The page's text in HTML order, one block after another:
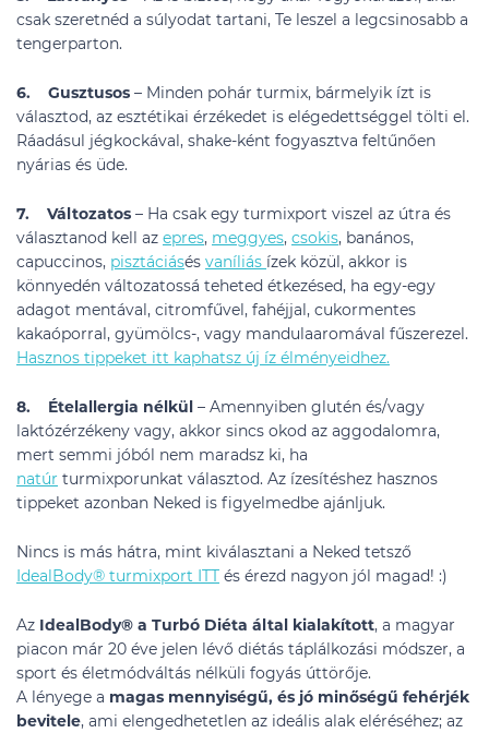
csak szeretnéd a súlyodat tartani, Te leszel a legcsinosabb a
tengerparton.
6. Gusztusos – Minden pohár turmix, bármelyik ízt is
választod, az esztétikai érzékedet is elégedettséggel tölti el.
Ráadásul jégkockával, shake-ként fogyasztva feltűnően
nyárias és üde.
7. Változatos – Ha csak egy turmixport viszel az útra és
választanod kell az epres, meggyes, csokis, banános,
capuccinos, pisztáciásés vaníliás ízek közül, akkor is
könnyedén változatossá teheted étkezésed, ha egy-egy
adagot mentával, citromfűvel, fahéjjal, cukormentes
kakaóporral, gyümölcs-, vagy mandulaaromával fűszerezel.
Hasznos tippeket itt kaphatsz új íz élményeidhez.
8. Ételallergia nélkül – Amennyiben glutén és/vagy
laktózérzékeny vagy, akkor sincs okod az aggodalomra,
mert semmi jóból nem maradsz ki, ha
natúr turmixporunkat választod. Az ízesítéshez hasznos
tippeket azonban Neked is figyelmedbe ajánljuk.
Nincs is más hátra, mint kiválasztani a Neked tetsző
IdealBody® turmixport ITT és érezd nagyon jól magad! :)
Az IdealBody® a Turbó Diéta által kialakított, a magyar
piacon már 20 éve jelen lévő diétás táplálkozási módszer, a
sport és életmódváltás nélküli fogyás úttörője.
A lényege a magas mennyiségű, és jó minőségű fehérjék
bevitele, ami elengedhetetlen az ideális alak eléréséhez; az